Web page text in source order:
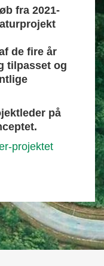
fra 2021-
de fire år
tilpasset og
på
projektet